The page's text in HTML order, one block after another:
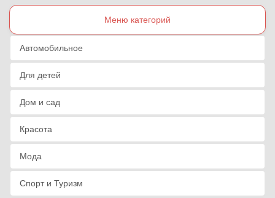
Меню категорий
Автомобильное
Для детей
Дом и сад
Красота
Мода
Спорт и Туризм